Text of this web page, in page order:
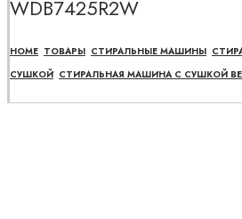
WDB7425R2W
HOME ТОВАРЫ СТИРАЛЬНЫЕ МАШИНЫ
СУШКОЙ СТИРАЛЬНАЯ МАШИНА С СУШКОЙ